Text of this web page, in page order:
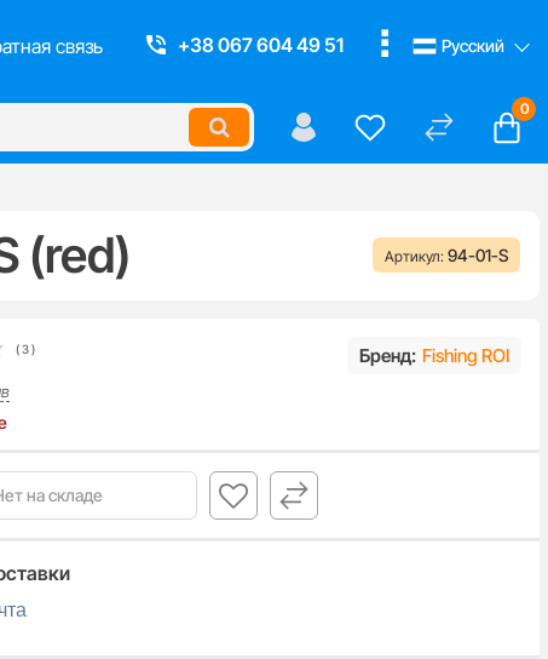
связь +38 067 604 49 51 Русский
0
(red) Артикул: 94-01-S
(3) Бренд: Fishing ROI
на складе